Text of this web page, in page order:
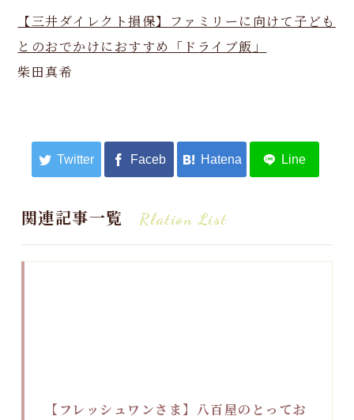
【三井ダイレクト損保】ファミリーに向けて子ども
とのおでかけにおすすめ「ドライブ飯」
柴田真希
関連記事一覧 Rlation List
【フレッシュワンさま】八百屋のとってお